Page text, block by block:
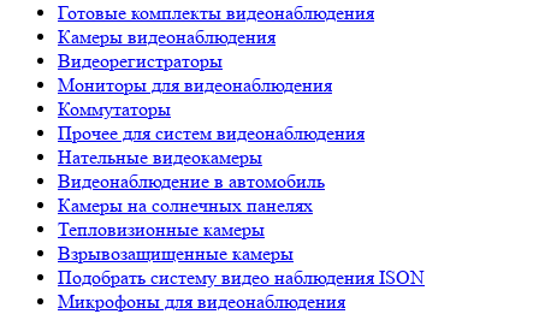
Готовые комплекты видеонаблюдения
Камеры видеонаблюдения
Видеорегистраторы
Мониторы для видеонаблюдения
Коммутаторы
Прочее для систем видеонаблюдения
Нательные видеокамеры
Видеонаблюдение в автомобиль
Камеры на солнечных панелях
Тепловизионные камеры
Взрывозащищенные камеры
Подобрать систему видео наблюдения ISON
Микрофоны для видеонаблюдения